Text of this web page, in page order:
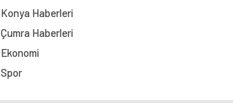
Konya Haberleri
Çumra Haberleri
Ekonomi
Spor